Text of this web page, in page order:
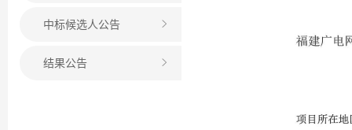
中标候选人公告
结果公告